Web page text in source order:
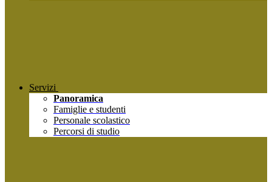
Servizi
Panoramica
Famiglie e studenti
Personale scolastico
Percorsi di studio